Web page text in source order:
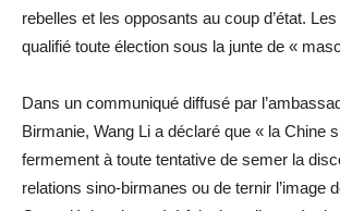
rebelles et les opposants au coup d’état.
qualifié toute élection sous la junte de «
Dans un communiqué diffusé par
Birmanie, Wang Li a déclaré que « la Chine
fermement à toute tentative de semer la
relations sino-birmanes ou de ternir l’image